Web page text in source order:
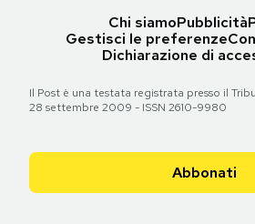
Chi siamoPubblicità
Gestisci le preferenze
Dichiarazione di
Il Post è una testata registrata presso il
28 settembre 2009 - ISSN 2610-9980
Abbonati